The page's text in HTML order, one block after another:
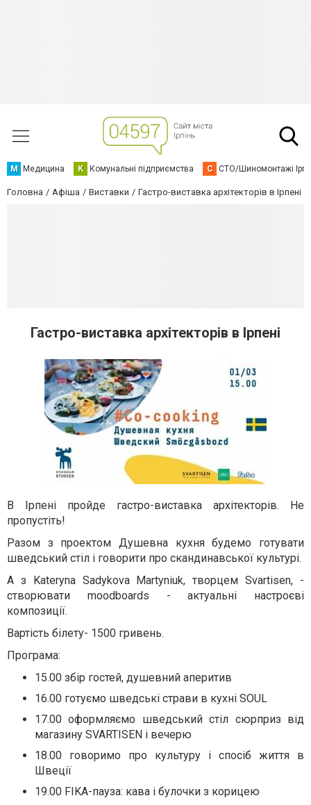
М Медицина К Комунальні підприємства С СТО/Шиномонтажі
Головна Афіша Виставки Гастро-виставка архітекторів в Ірпені
Гастро-виставка архітекторів в Ірпені
В Ірпені пройде гастро-виставка архітекторів. Не
пропустіть!
Разом з проектом Душевна кухня будемо готувати
шведський стіл і говорити про скандинавської культурі.
А з Kateryna Sadykova Martyniuk, творцем Svartisen, -
створювати moodboards - актуальні настроєві
композиції.
Вартість білету- 1500 гривень.
Програма:
15.00 збір гостей, душевний аперитив
16.00 готуємо шведські страви в кухні SOUL
17.00 оформляємо шведський стіл сюрприз від
магазину SVARTISEN і вечерю
18.00 говоримо про культуру і спосіб життя в
Швеції
19.00 FIKA-пауза: кава і булочки з корицею